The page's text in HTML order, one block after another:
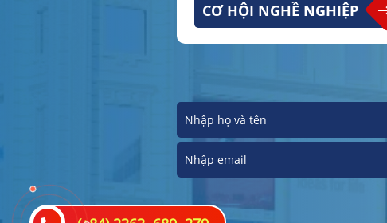
CƠ HỘI NGHỀ NGHIỆP